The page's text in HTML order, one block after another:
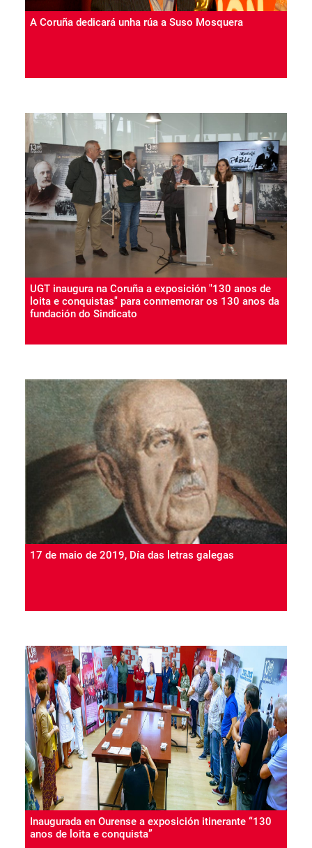
A Coruña dedicará unha rúa a Suso Mosquera
UGT inaugura na Coruña a exposición "130 anos de
loita e conquistas" para conmemorar os 130 anos da
fundación do Sindicato
17 de maio de 2019, Día das letras galegas
Inaugurada en Ourense a exposición itinerante “130
anos de loita e conquista”